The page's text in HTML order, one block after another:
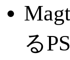
る